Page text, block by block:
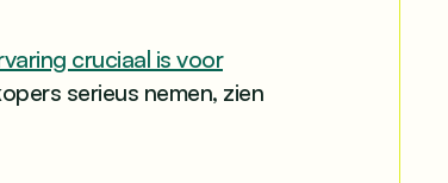
cruciaal is voor
serieus nemen, zien